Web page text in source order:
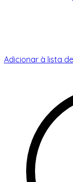
Adicionar à lista